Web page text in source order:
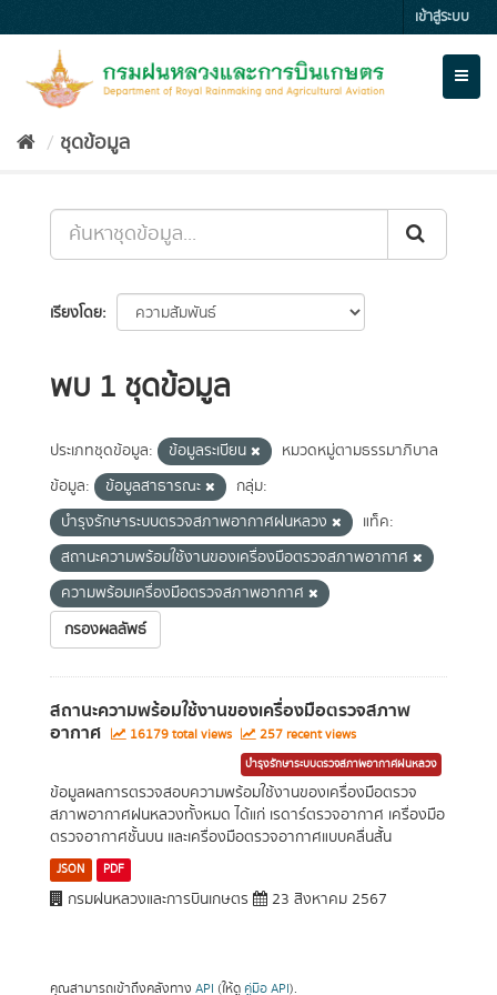
to
เข้าสู่ระบบ
ชุดข้อมูล
เรียงโดย
พบ 1 ชุดข้อมูล
ประเภทชุดข้อมูล: ข้อมูลระเบียน
หมวดหมู่ตามธรรมาภิบาล
ข้อมูล:
ข้อมูลสาธารณะ
กลุ่ม:
บำรุงรักษาระบบตรวจสภาพอากาศฝนหลวง
แท็ค:
สถานะความพร้อมใช้งานของเครื่องมือตรวจสภาพอากาศ
ความพร้อมเครื่องมือตรวจสภาพอากาศ
กรองผลลัพธ์
สถานะความพร้อมใช้งานของเครื่องมือตรวจสภาพ
อากาศ 16179 total views 257 recent views
บำรุงรักษาระบบตรวจสภาพอากาศฝนหลวง
ข้อมูลผลการตรวจสอบความพร้อมใช้งานของเครื่องมือตรวจ
สภาพอากาศฝนหลวงทั้งหมด ได้แก่ เรดาร์ตรวจอากาศ เครื่องมือ
ตรวจอากาศชั้นบน และเครื่องมือตรวจอากาศแบบคลื่นสั้น
JSON PDF
กรมฝนหลวงและการบินเกษตร 23 สิงหาคม 2567
คุณสามารถเข้าถึงคลังทาง API (ให้ดู คู่มือ API).